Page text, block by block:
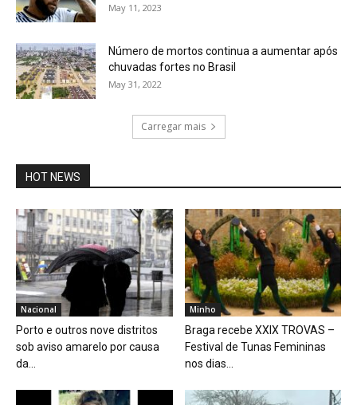
May 11, 2023
Número de mortos continua a aumentar após
chuvadas fortes no Brasil
May 31, 2022
Carregar mais
HOT NEWS
Nacional
Porto e outros nove distritos
sob aviso amarelo por causa
da...
Minho
Braga recebe XXIX TROVAS –
Festival de Tunas Femininas
nos dias...